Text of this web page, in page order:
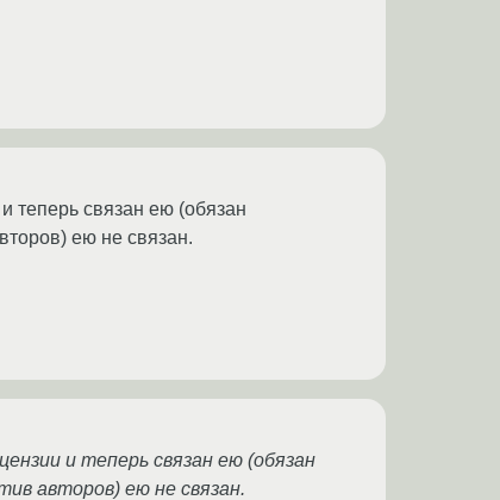
теперь связан ею (обязан
ею не связан.
и теперь связан ею (обязан
авторов) ею не связан.